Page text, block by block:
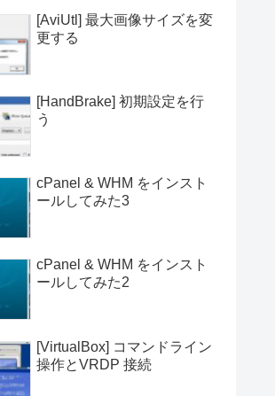
[AviUtl] 最大画像サイズを変
更する
[HandBrake] 初期設定を行
う
cPanel & WHM をインスト
ールしてみた3
cPanel & WHM をインスト
ールしてみた2
[VirtualBox] コマンドライン
操作とVRDP 接続